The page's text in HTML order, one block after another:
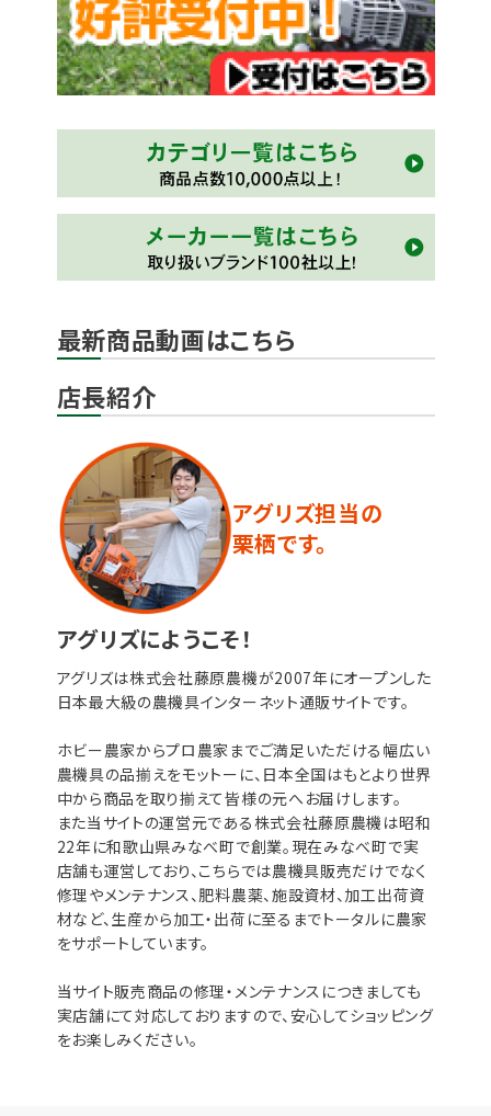
最新商品動画はこちら
店長紹介
アグリズ担当の
栗栖です。
アグリズにようこそ！
アグリズは株式会社藤原農機が2007年にオープンした
日本最大級の農機具インターネット通販サイトです。
ホビー農家からプロ農家までご満足いただける幅広い
農機具の品揃えをモットーに、日本全国はもとより世界
中から商品を取り揃えて皆様の元へお届けします。
また当サイトの運営元である株式会社藤原農機は昭和
22年に和歌山県みなべ町で創業。現在みなべ町で実
店舗も運営しており、こちらでは農機具販売だけでなく
修理やメンテナンス、肥料農薬、施設資材、加工出荷資
材など、生産から加工・出荷に至るまでトータルに農家
をサポートしています。
当サイト販売商品の修理・メンテナンスにつきましても
実店舗にて対応しておりますので、安心してショッピング
をお楽しみください。